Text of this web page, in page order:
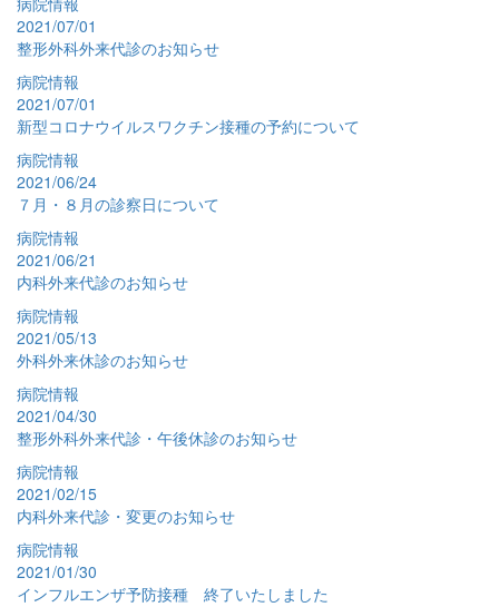
2021/07/01
整形外科外来代診のお知らせ
病院情報
2021/07/01
新型コロナウイルスワクチン接種の予約について
病院情報
2021/06/24
７月・８月の診察日について
病院情報
2021/06/21
内科外来代診のお知らせ
病院情報
2021/05/13
外科外来休診のお知らせ
病院情報
2021/04/30
整形外科外来代診・午後休診のお知らせ
病院情報
2021/02/15
内科外来代診・変更のお知らせ
病院情報
2021/01/30
インフルエンザ予防接種 終了いたしました